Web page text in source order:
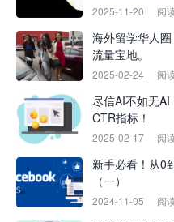
2025-11-20 阅
海外留学华人
流量宝地。
2025-02-24 阅
尽信AI不如无
CTR指标！
2025-02-17 阅
新手必看！从0
（一）
2024-11-05 阅